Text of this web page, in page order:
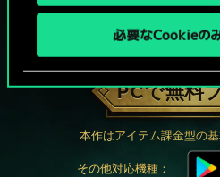
必要なCookieの
グウェントでひと
か？
PCで無料
本作はアイテム課金型の
その他対応機種：